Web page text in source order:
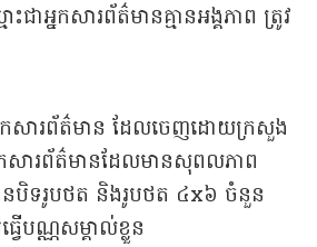
ជាអ្នកសារព័ត៌មានគ្មានអង្គភាព ត្រូវ
កសារព័ត៌មាន ដែលចេញដោយក្រសួង
សារព័ត៌មានដែលមានសុពលភាព
នបិទរូបថត និងរូបថត ៤x៦ ចំនួន
ើបណ្ណសម្គាល់ខ្លួន